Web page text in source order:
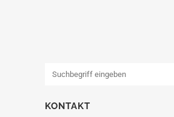
KONTAKT